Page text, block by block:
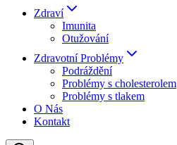
Zdraví
Imunita
Otužování
Zdravotní Problémy
Podráždění
Problémy s cholesterolem
Problémy s tlakem
O Nás
Kontakt